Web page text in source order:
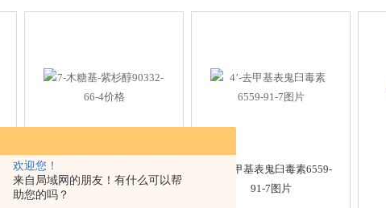
欢迎您！
来自局域网的朋友！有什么可以帮
助您的吗？
7-木糖基-紫杉醇90332-66-
4价格
4’-去甲基表鬼臼毒素6559-
91-7图片